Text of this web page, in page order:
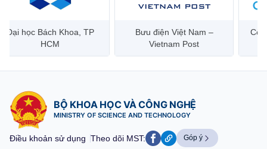
Đại học Bách Khoa, TP
HCM
Bưu điện Việt Nam –
Vietnam Post
BỘ KHOA HỌC VÀ CÔNG NGHỆ
MINISTRY OF SCIENCE AND TECHNOLOGY
Điều khoản sử dụng Theo dõi MST: Góp ý